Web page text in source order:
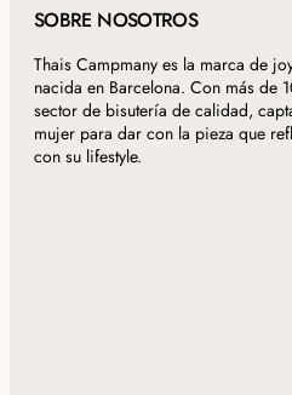
SOBRE NOSOTROS
Thais Campmany es la marca de
nacida en Barcelona. Con más de
sector de bisutería de calidad,
mujer para dar con la pieza que
con su lifestyle.